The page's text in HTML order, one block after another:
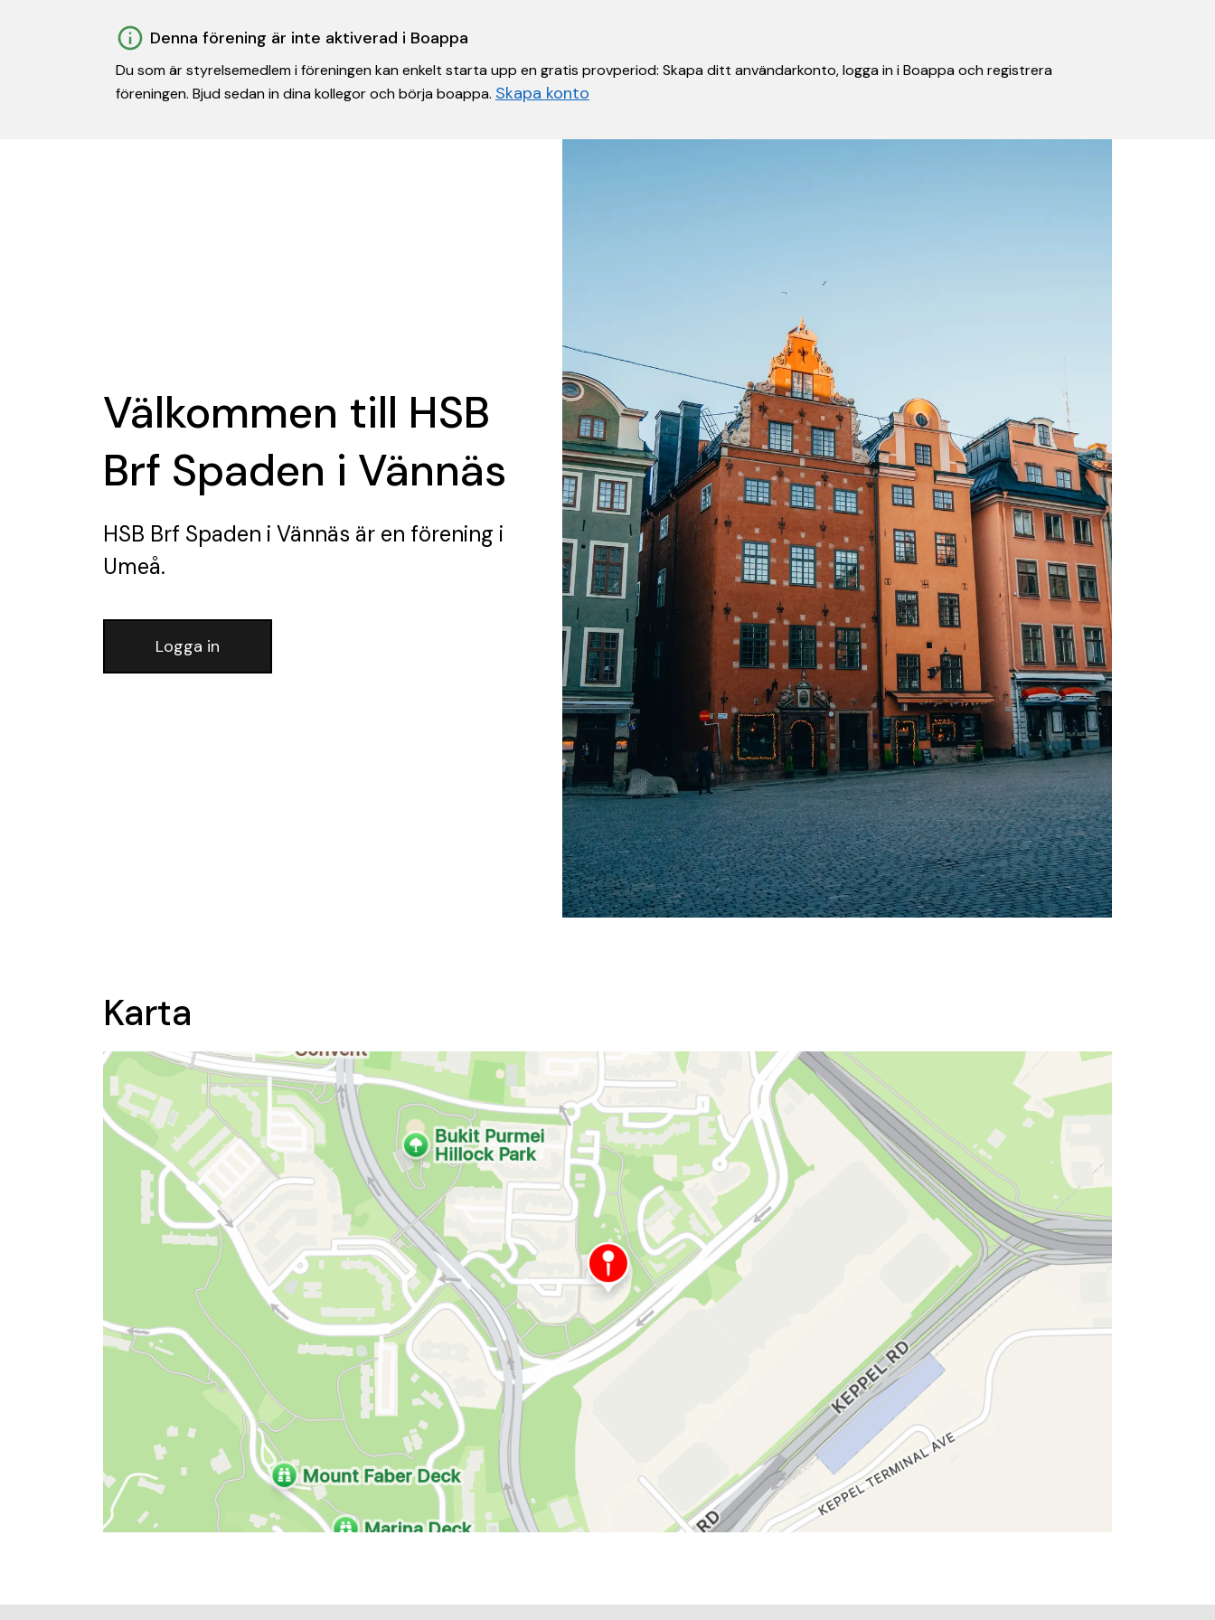
Denna förening är inte aktiverad i Boappa
Du som är styrelsemedlem i föreningen kan enkelt starta upp en gratis provperiod: Skapa ditt användarkonto, logga in i Boappa och registrera
föreningen. Bjud sedan in dina kollegor och börja boappa. Skapa konto
Välkommen till HSB
Brf Spaden i Vännäs
HSB Brf Spaden i Vännäs är en förening i
Umeå.
Logga in
Karta